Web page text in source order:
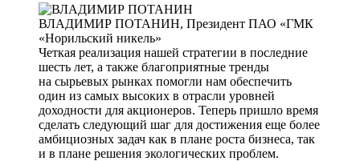
ВЛАДИМИР ПОТАНИН, Президент ПАО «ГМК
«Норильский никель»
Четкая реализация нашей стратегии в последние
шесть лет, а также благоприятные тренды
на сырьевых рынках помогли нам обеспечить
один из самых высоких в отрасли уровней
доходности для акционеров. Теперь пришло время
сделать следующий шаг для достижения еще более
амбициозных задач как в плане роста бизнеса, так
и в плане решения экологических проблем.